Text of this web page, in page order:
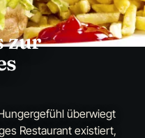
zur
überwiegt
Restaurant existiert,